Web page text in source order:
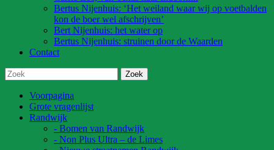
Bertus Nijenhuis: ‘Het weiland waar wij op voetbalden
kon de boer wel afschrijven’
Bert Nijenhuis: het water op
Bertus Nijenhuis: struinen door de Waarden
Contact
Voorpagina
Grote vragenlijst
Randwijk
- Bomen van Randwijk
- Non Plus Ultra – de Limes